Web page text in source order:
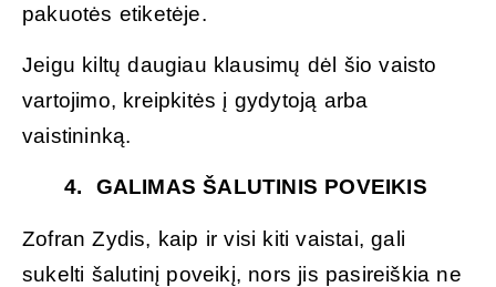
pakuotės etiketėje.
Jeigu kiltų daugiau klausimų dėl šio vaisto
vartojimo, kreipkitės į gydytoją arba
vaistininką.
4. GALIMAS ŠALUTINIS POVEIKIS
Zofran Zydis, kaip ir visi kiti vaistai, gali
sukelti šalutinį poveikį, nors jis pasireiškia ne